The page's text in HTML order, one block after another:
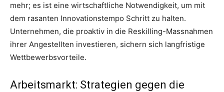
mehr; es ist eine wirtschaftliche Notwendigkeit, um mit
dem rasanten Innovationstempo Schritt zu halten.
Unternehmen, die proaktiv in die Reskilling-Massnahmen
ihrer Angestellten investieren, sichern sich langfristige
Wettbewerbsvorteile.
Arbeitsmarkt: Strategien gegen die